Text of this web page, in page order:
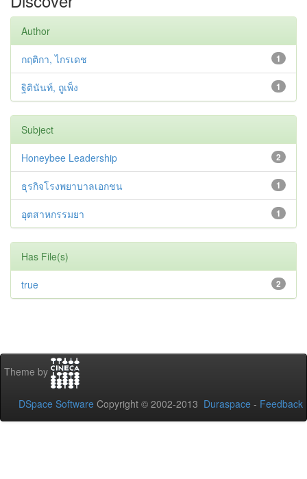
Author
1
กฤติกา, ไกรเดช
1
ฐิตินันท์, ถูเพ็ง
Subject
2
Honeybee Leadership
1
ธุรกิจโรงพยาบาลเอกชน
1
อุตสาหกรรมยา
Has File(s)
2
true
Theme by
DSpace Software Copyright © 2002-2013 Duraspace - Feedback